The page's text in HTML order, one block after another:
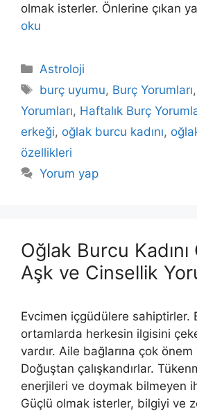
olmak isterler. Önlerine çıkan
oku
Kategoriler
Astroloji
Etiketler
burç uyumu, Burç Yorumları,
Yorumları, Haftalık Burç
erkeği, oğlak burcu kadını,
özellikleri
Yorum yap
Oğlak Burcu
Aşk ve Cinsellik
Evcimen içgüdülere sahiptirler.
ortamlarda herkesin ilgisini
vardır. Aile bağlarına çok önem
Doğuştan çalışkandırlar.
enerjileri ve doymak bilmeyen
Güçlü olmak isterler, bilgiyi ve